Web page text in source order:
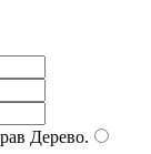
Дерево.